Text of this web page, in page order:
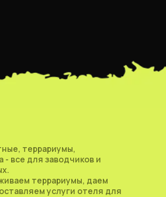
террариумы,
- все для заводчиков и
террариумы, даем
услуги отеля для